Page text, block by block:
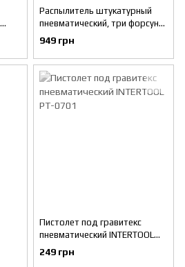
Распылитель штукатурный
пневматический, три форсунки
4;6;8мм, В/Б пластмассовый,
9000мл, 3-6 атм INTERTOOL
PT-0403
949 грн
Пистолет под гравитекс
пневматический INTERTOOL
PT-0701
249 грн